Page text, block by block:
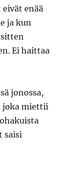
enää
ja kun
sitten
Ei haittaa
jonossa,
joka miettii
saisi